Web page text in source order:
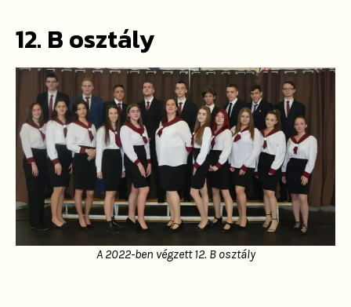
12. B osztály
A 2022-ben végzett 12. B osztály